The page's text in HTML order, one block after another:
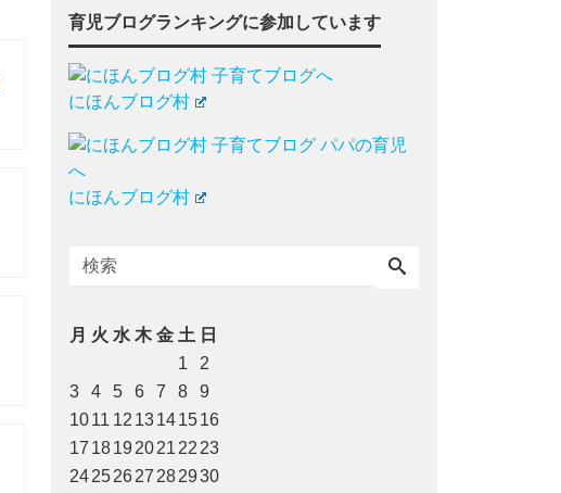
育児ブログランキングに参加しています
にほんブログ村
にほんブログ村
月 火 水 木 金 土 日
1
2
3
4 5 6 7 8
9
1011 12 13141516
17 18192021 22 23
24252627 282930